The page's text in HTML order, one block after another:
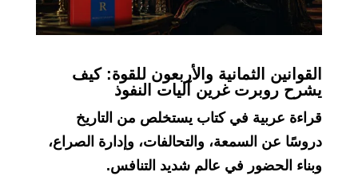
القوانين الثمانية والأربعون للقوة: كيف
يشرح روبرت غرين آليات النفوذ
قراءة عربية في كتاب يستخلص من التاريخ
دروسًا عن السمعة، والتحالفات، وإدارة الصراع،
وبناء الحضور في عالم شديد التنافس.